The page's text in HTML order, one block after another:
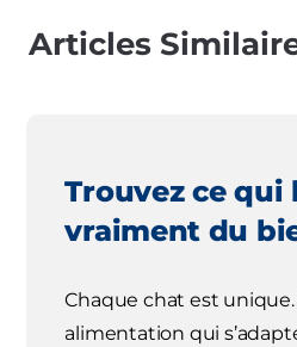
Articles
Trouvez ce
vraiment du
Chaque chat est
alimentation qui